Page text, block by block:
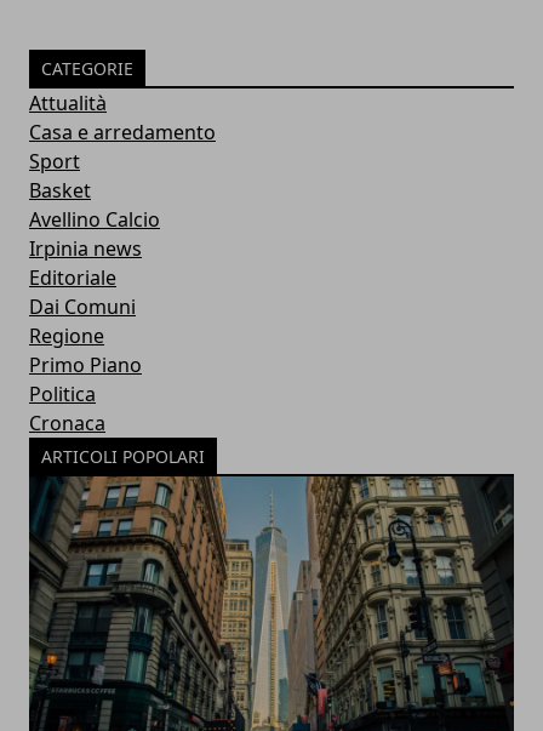
CATEGORIE
Attualità
Casa e arredamento
Sport
Basket
Avellino Calcio
Irpinia news
Editoriale
Dai Comuni
Regione
Primo Piano
Politica
Cronaca
ARTICOLI POPOLARI